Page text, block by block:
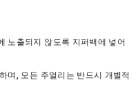
노출되지 않도록 지퍼백에 넣어
며, 모든 주얼리는 반드시 개별적